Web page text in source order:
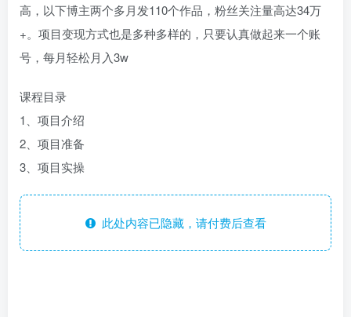
高，以下博主两个多月发110个作品，粉丝关注量高达34万
+。项目变现方式也是多种多样的，只要认真做起来一个账
号，每月轻松月入3w
课程目录
1、项目介绍
2、项目准备
3、项目实操
此处内容已隐藏，请付费后查看